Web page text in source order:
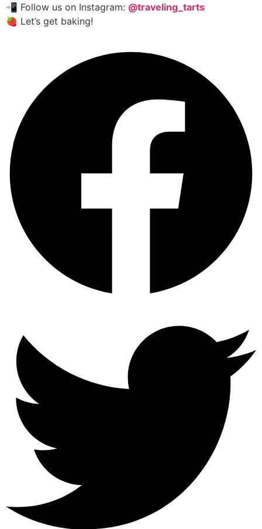
📲 Follow us on Instagram: @traveling_tarts
🍓 Let’s get baking!